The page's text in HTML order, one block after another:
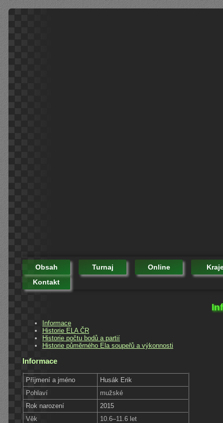
Obsah Turnaj Online
Kontakt
Informace
Historie ELA ČR
Historie počtu bodů a partií
Historie půměrného Ela soupeřů a výkonnosti
Informace
Příjmení a jméno
Husák Erik
Pohlaví
mužské
Rok narození
2015
Věk
10.6–11.6 let